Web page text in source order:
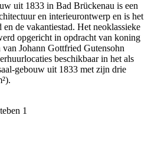
uit 1833 in Bad Brückenau is een
en interieurontwerp en is het
de vakantiestad. Het neoklassieke
opgericht in opdracht van koning
Johann Gottfried Gutensohn
beschikbaar in het als
gebouw uit 1833 met zijn drie